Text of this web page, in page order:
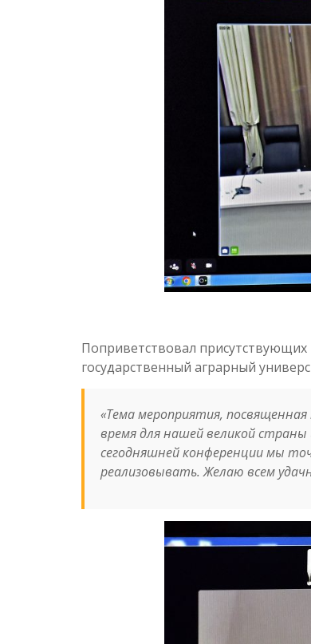
Поприветствовал присутствующих
государственный аграрный
«Тема мероприятия,
время для нашей великой
сегодняшней конференции мы
реализовывать. Желаю всем